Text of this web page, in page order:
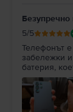
Безупречно
5/5
Телефонът
забележки
батерия,